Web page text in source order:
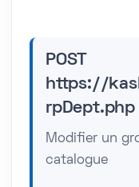
POST
https://
rpDept.php
Modifier un
catalogue